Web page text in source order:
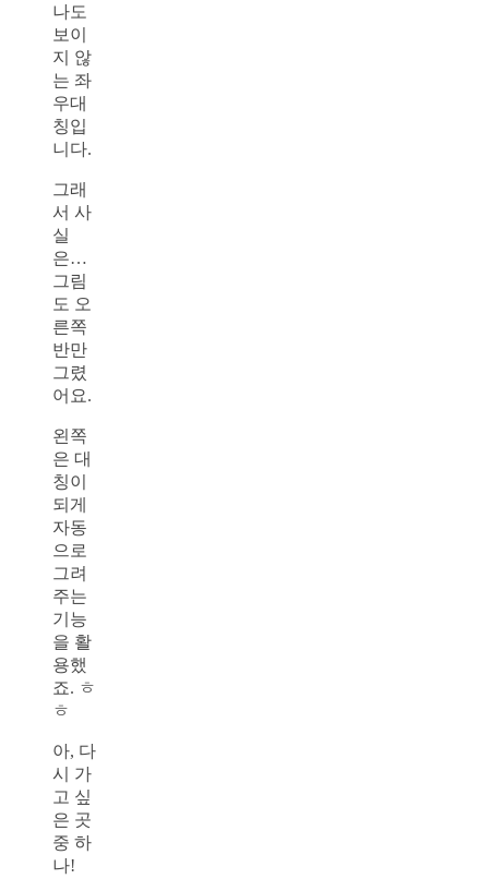
나도
보이
지 않
는 좌
우대
칭입
니다.
그래
서 사
실
은…
그림
도 오
른쪽
반만
그렸
어요.
왼쪽
은 대
칭이
되게
자동
으로
그려
주는
기능
을 활
용했
죠. ㅎ
ㅎ
아, 다
시 가
고 싶
은 곳
중 하
나!